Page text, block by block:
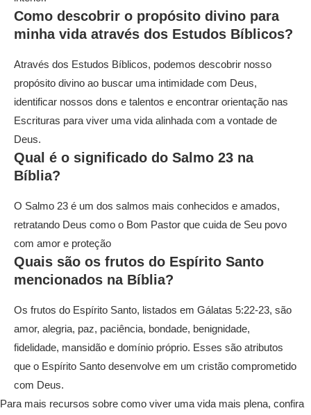
Como descobrir o propósito divino para
minha vida através dos Estudos Bíblicos?
Através dos Estudos Bíblicos, podemos descobrir nosso
propósito divino ao buscar uma intimidade com Deus,
identificar nossos dons e talentos e encontrar orientação nas
Escrituras para viver uma vida alinhada com a vontade de
Deus.
Qual é o significado do Salmo 23 na
Bíblia?
O Salmo 23 é um dos salmos mais conhecidos e amados,
retratando Deus como o Bom Pastor que cuida de Seu povo
com amor e proteção
Quais são os frutos do Espírito Santo
mencionados na Bíblia?
Os frutos do Espírito Santo, listados em Gálatas 5:22-23, são
amor, alegria, paz, paciência, bondade, benignidade,
fidelidade, mansidão e domínio próprio. Esses são atributos
que o Espírito Santo desenvolve em um cristão comprometido
com Deus.
Para mais recursos sobre como viver uma vida mais plena, confira